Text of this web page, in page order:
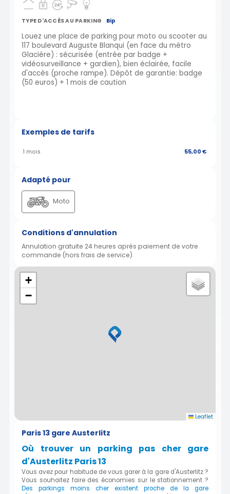
TYPE D'ACCÈS AU PARKING Bip
Louez une place de parking pour moto ou scooter au
117 boulevard Auguste Blanqui (en face du métro
Glacière) : sécurisée (entrée par badge +
vidéosurveillance + gardien), bien éclairée, facile
d'accès (proche rampe). Dépôt de garantie: badge
(50 euros) + 1 mois de caution
Exemples de tarifs
1 mois 55,00 €
Adapté pour
Moto
Conditions d'annulation
Annulation gratuite 24 heures après paiement de votre
commande (hors frais de service)
+
−
Leaflet
Paris 13 gare Austerlitz
Où trouver un parking pas cher gare
d'Austerlitz Paris 13
Vous avez pour habitude de vous garer à la gare d'Austerlitz ?
Vous souhaitez faire des économies sur le stationnement ?
Des parkings moins cher existent proche de la gare